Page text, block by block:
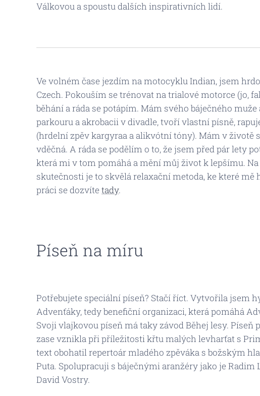
Válkovou a spoustu dalších inspirativních lidí.
Ve volném čase jezdím na motocyklu Indian, jsem
Czech. Pokouším se trénovat na trialové motorce (jo,
běhání a ráda se potápím. Mám svého báječného
parkouru a akrobacii v divadle, tvoří vlastní písně,
(hrdelní zpěv kargyraa a alikvótní tóny). Mám v životě
vděčná. A ráda se podělím o to, že jsem před pár lety
která mi v tom pomáhá a mění můj život k lepšímu. Na
skutečnosti je to skvělá relaxační metoda, ke které mě
práci se dozvíte tady.
Píseň na míru
Potřebujete speciální píseň? Stačí říct. Vytvořila jsem
Advenťáky, tedy benefiční organizaci, která pomáhá
Svoji vlajkovou píseň má taky závod Běhej lesy. Píseň
zase vznikla při příležitosti křtu malých levharťat s
text obohatil repertoár mladého zpěváka s božským
Puta. Spolupracuji s báječnými aranžéry jako je Radim
David Vostry.